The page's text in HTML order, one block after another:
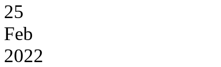
25
Feb
2022